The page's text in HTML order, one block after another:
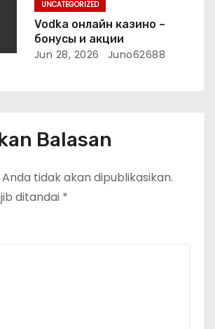
UNCATEGORIZED
Vodka онлайн казино –
бонусы и акции
Jun 28, 2026 Juno62688
Balasan
tidak akan dipublikasikan.
ditandai *